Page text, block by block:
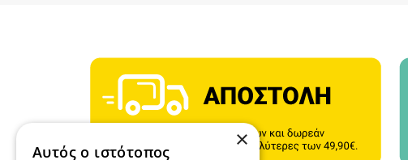
×
Αυτός ο ιστότοπος